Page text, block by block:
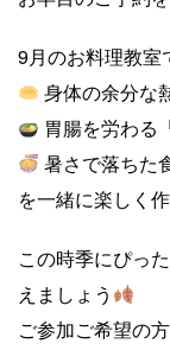
9月のお料理教室
身体の余分な
胃腸を労わる
暑さで落ちた
を一緒に楽しく作
この時季にぴっ
えましょう
ご参加ご希望の